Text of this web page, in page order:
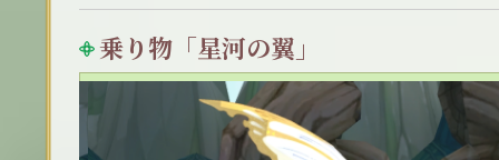
乗り物「星河の翼」